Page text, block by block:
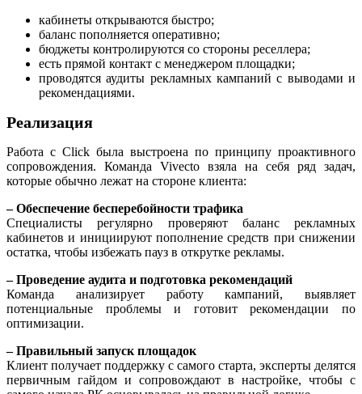
кабинеты открываются быстро;
баланс пополняется оперативно;
бюджеты контролируются со стороны реселлера;
есть прямой контакт с менеджером площадки;
проводятся аудиты рекламных кампаний с выводами и
рекомендациями.
Реализация
Работа с Click была выстроена по принципу проактивного
сопровождения. Команда Vivecto взяла на себя ряд задач,
которые обычно лежат на стороне клиента:
– Обеспечение бесперебойности трафика
Специалисты регулярно проверяют баланс рекламных
кабинетов и инициируют пополнение средств при снижении
остатка, чтобы избежать пауз в открутке рекламы.
– Проведение аудита и подготовка рекомендаций
Команда анализирует работу кампаний, выявляет
потенциальные проблемы и готовит рекомендации по
оптимизации.
– Правильный запуск площадок
Клиент получает поддержку с самого старта, эксперты делятся
первичным гайдом и сопровождают в настройке, чтобы с